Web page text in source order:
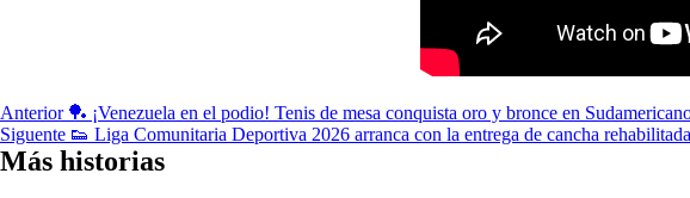
Navegación
de
entradas
Anterior🏓 ¡Venezuela en el podio! Tenis de mesa conquista oro y bronce en
Siguente 👟 Liga Comunitaria Deportiva 2026 arranca con la entrega de cancha
Más historias